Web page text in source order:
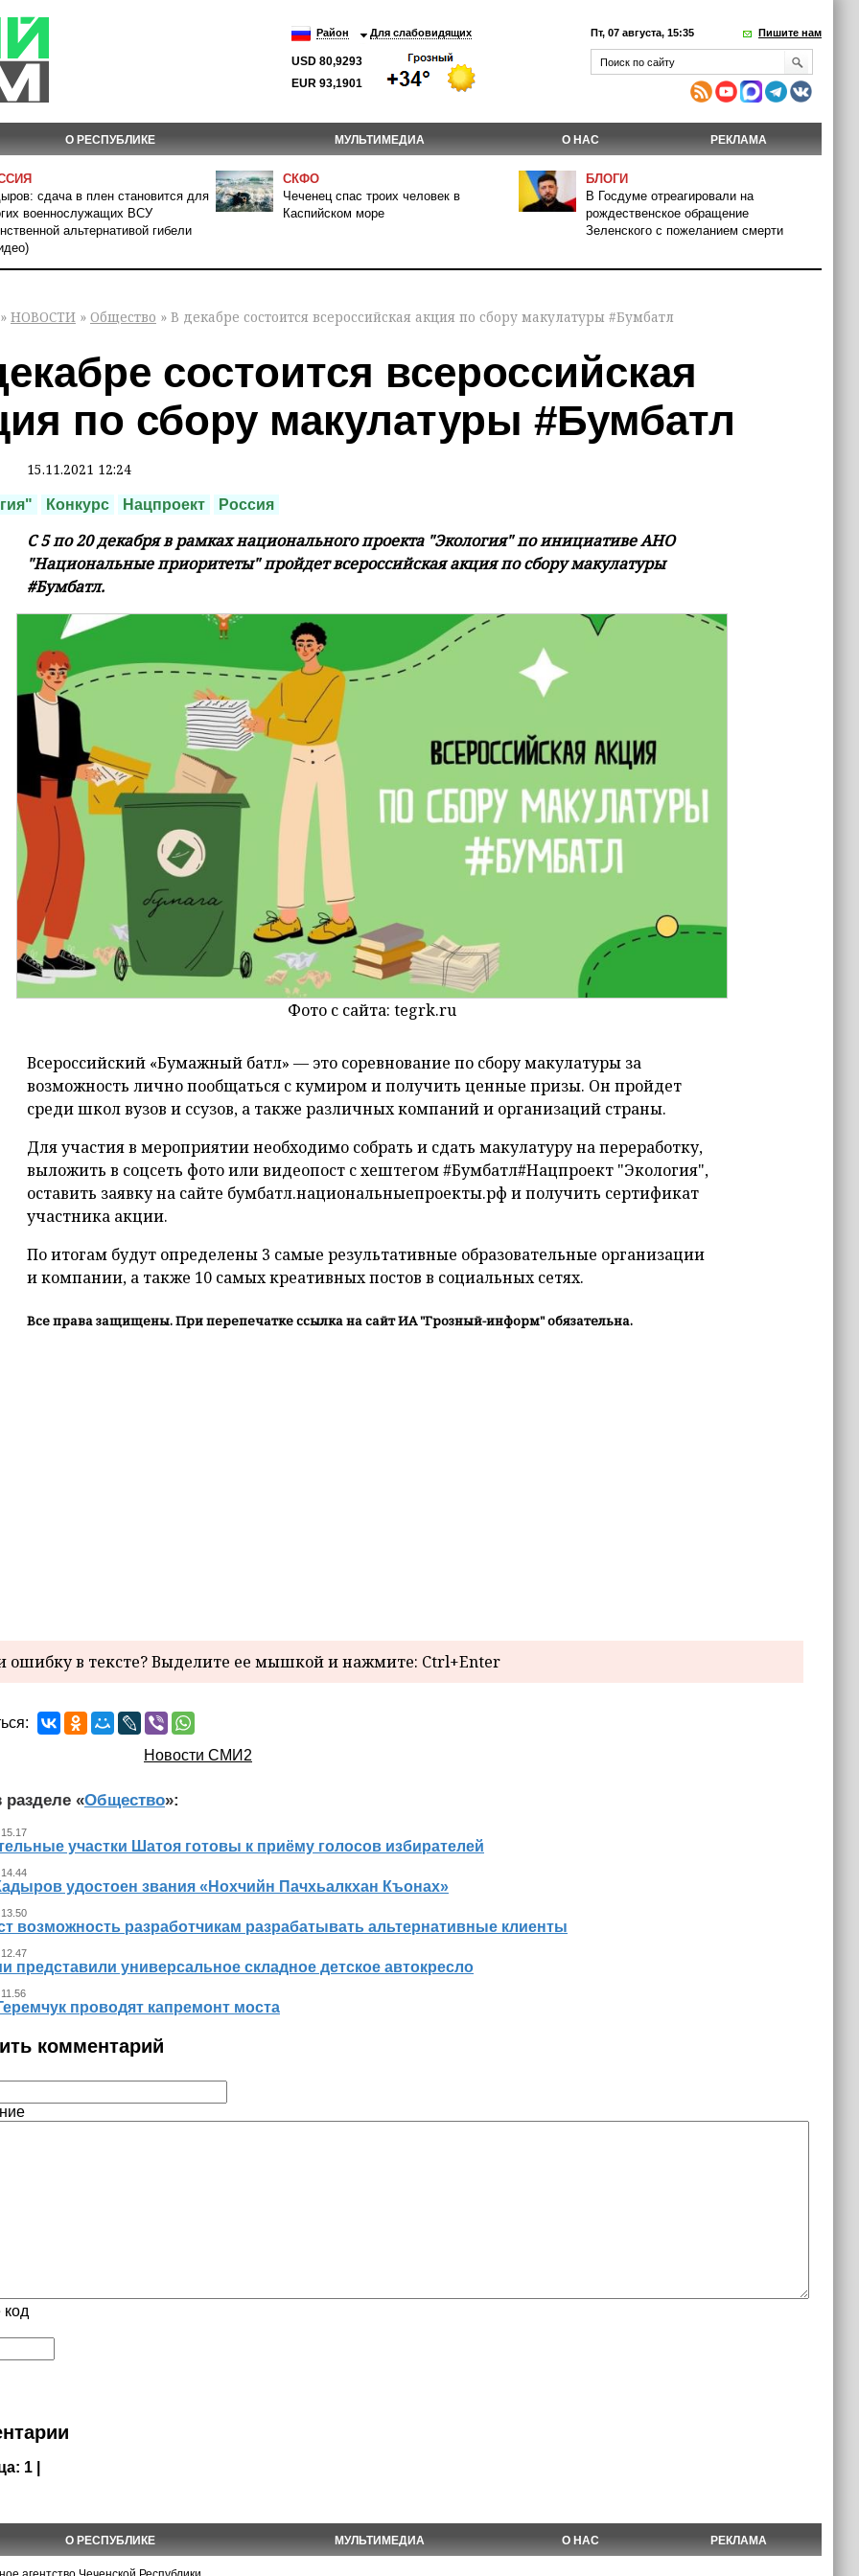
Район Для слабовидящих
USD 80,9293
EUR 93,1901
Пт, 07 августа, 15:35 Пишите нам
О РЕСПУБЛИКЕ МУЛЬТИМЕДИА О НАС РЕКЛАМА
сдача в плен становится для
военнослужащих ВСУ
альтернативой гибели
СКФО
Чеченец спас троих человек в
Каспийском море
БЛОГИ
В Госдуме отреагировали на
рождественское обращение
Зеленского с пожеланием смерти
» НОВОСТИ » Общество » В декабре состоится всероссийская акция по сбору макулатуры #Бумбатл
состоится всероссийская
по сбору макулатуры #Бумбатл
15.11.2021 12:24
Конкурс Нацпроект Россия
С 5 по 20 декабря в рамках национального проекта "Экология" по инициативе АНО
"Национальные приоритеты" пройдет всероссийская акция по сбору макулатуры
#Бумбатл.
Фото с сайта: tegrk.ru
Всероссийский «Бумажный батл» — это соревнование по сбору макулатуры за
возможность лично пообщаться с кумиром и получить ценные призы. Он пройдет
среди школ вузов и ссузов, а также различных компаний и организаций страны.
Для участия в мероприятии необходимо собрать и сдать макулатуру на переработку,
выложить в соцсеть фото или видеопост с хештегом #Бумбатл#Нацпроект "Экология",
оставить заявку на сайте бумбатл.национальныепроекты.рф и получить сертификат
участника акции.
По итогам будут определены 3 самые результативные образовательные организации
и компании, а также 10 самых креативных постов в социальных сетях.
Все права защищены. При перепечатке ссылка на сайт ИА "Грозный-информ" обязательна.
в тексте? Выделите ее мышкой и нажмите: Ctrl+Enter
Новости СМИ2
разделе «Общество»:
участки Шатоя готовы к приёму голосов избирателей
удостоен звания «Нохчийн Пачхьалкхан Къонах»
возможность разработчикам разрабатывать альтернативные клиенты
представили универсальное складное детское автокресло
проводят капремонт моста
комментарий
код
1 |
О РЕСПУБЛИКЕ МУЛЬТИМЕДИА О НАС РЕКЛАМА